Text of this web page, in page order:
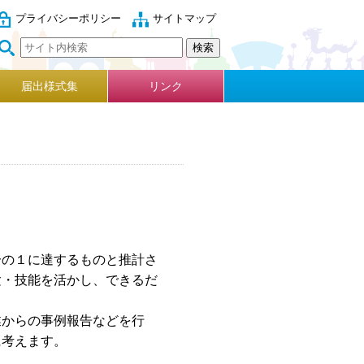
プライバシーポリシー サイトマップ
届出様式集 リンク
１に達するものと推計さ
技能を活かし、できるだ
らの事例報告などを行
えます。